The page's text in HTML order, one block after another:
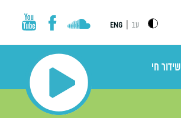
עב ENG
שידור חי